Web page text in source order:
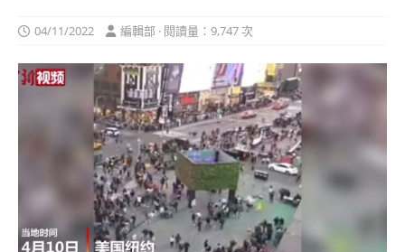
04/11/2022 編輯部 · 閱讀量：9,747 次